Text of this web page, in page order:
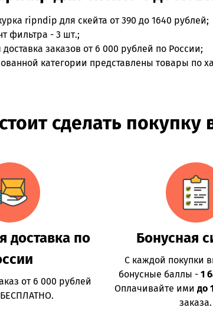
ripndip для скейта от 390 до 1640 рублей;
фильтра - 3 шт.;
доставка заказов от 6 000 рублей по России;
категории представлены товары по
сделать покупку
доставка по
от 6 000 рублей
Бонусная
С каждой покупки
бонусные баллы -1
Оплачивайте имидо
заказа.